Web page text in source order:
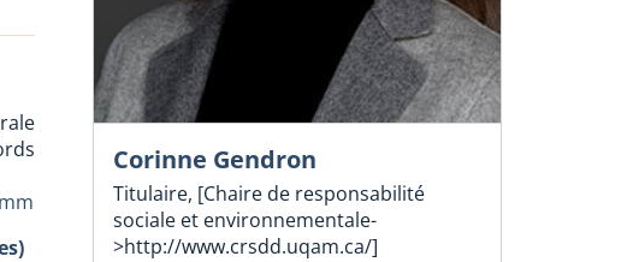
Corinne Gendron
Titulaire, [Chaire de responsabilité
sociale et environnementale-
>http://www.crsdd.uqam.ca/]